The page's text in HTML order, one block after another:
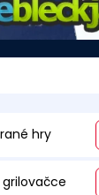
hry
grilovačce